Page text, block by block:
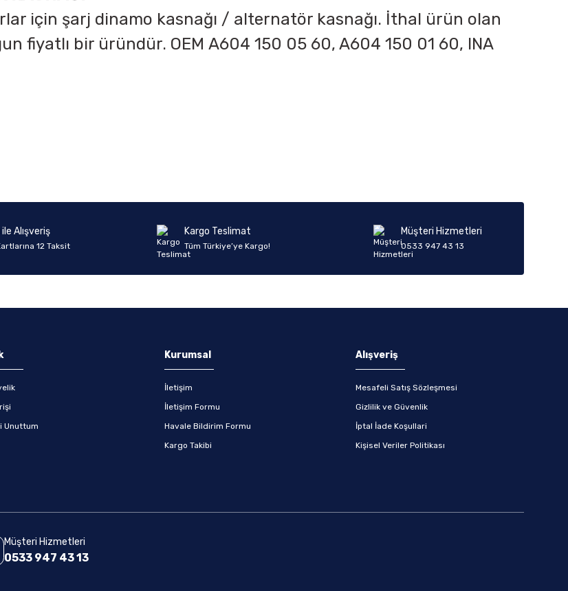
için şarj dinamo kasnağı / alternatör kasnağı. İthal ürün olan
fiyatlı bir üründür. OEM A604 150 05 60, A604 150 01 60, INA
ile Alışveriş
12 Taksit
Kargo Teslimat
Tüm Türkiye’ye Kargo!
Müşteri Hizmetleri
0533 947 43 13
Unuttum
Kurumsal
İletişim
İletişim Formu
Havale Bildirim Formu
Kargo Takibi
Alışveriş
Mesafeli Satış Sözleşmesi
Gizlilik ve Güvenlik
İptal İade Koşullari
Kişisel Veriler Politikası
Müşteri Hizmetleri
0533 947 43 13